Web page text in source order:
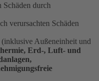
Schäden durch
verursachten Schäden
Außeneinheit und
Erd-, Luft- und